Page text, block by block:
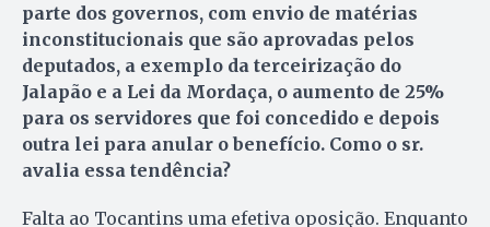
parte dos governos, com envio de matérias
inconstitucionais que são aprovadas pelos
deputados, a exemplo da terceirização do
Jalapão e a Lei da Mordaça, o aumento de 25%
para os servidores que foi concedido e depois
outra lei para anular o benefício. Como o sr.
avalia essa tendência?
Falta ao Tocantins uma efetiva oposição. Enquanto